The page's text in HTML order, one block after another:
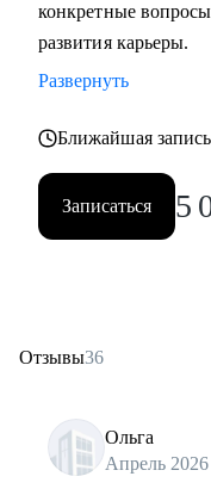
конкретные
развития карьеры.
Развернуть
Ближайшая запись
Записаться 5
Отзывы36
Ольга
Апрель 2026